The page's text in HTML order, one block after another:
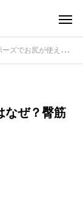
使えないのはなぜ？臀筋を目覚めさせるコツと練習法
なぜ？臀筋